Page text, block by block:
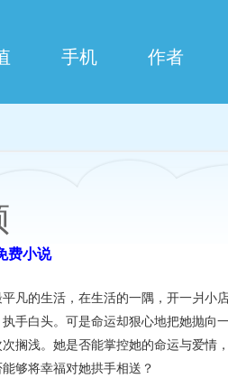
手机 作者
费小说
凡的生活，在生活的一隅，开一爿小
手白头。可是命运却狠心地把她抛向
搁浅。她是否能掌控她的命运与爱情
够将幸福对她拱手相送？